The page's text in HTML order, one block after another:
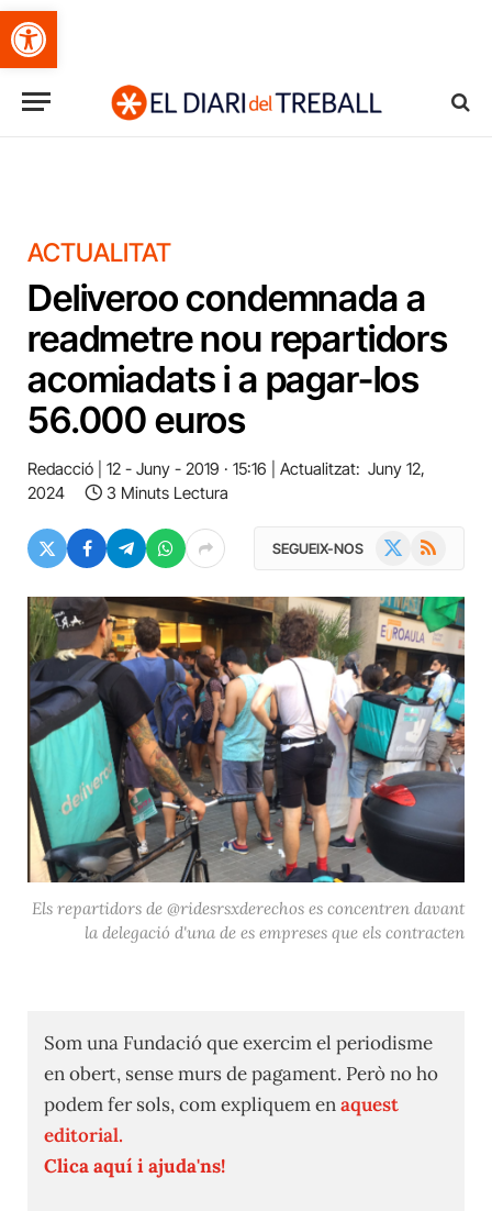
Obre la barra d'eines
ACTUALITAT
Deliveroo condemnada a
readmetre nou repartidors
acomiadats i a pagar-los
56.000 euros
Redacció 12 - Juny - 2019 · 15:16 Actualitzat: Juny 12,
2024
3 Minuts Lectura
SEGUEIX-NOS RSS
Els repartidors de @ridesrsxderechos es concentren davant
la delegació d'una de es empreses que els contracten
Som una Fundació que exercim el periodisme
en obert, sense murs de pagament. Però no ho
podem fer sols, com expliquem enaquest
editorial.
Clica aquí i ajuda'ns!